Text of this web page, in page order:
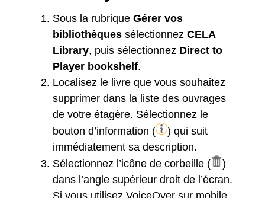
Sous la rubrique Gérer vos
bibliothèquessélectionnez CELA
Library, puis sélectionnez Direct to
Player bookshelf.
Localisez le livre que vous souhaitez
supprimer dans la liste des ouvrages
de votre étagère. Sélectionnez le
bouton d’information (
) qui suit
immédiatement sa description.
Sélectionnez l’icône de corbeille (
)
dans l’angle supérieur droit de l’écran.
Si vous utilisez VoiceOver sur mobile,